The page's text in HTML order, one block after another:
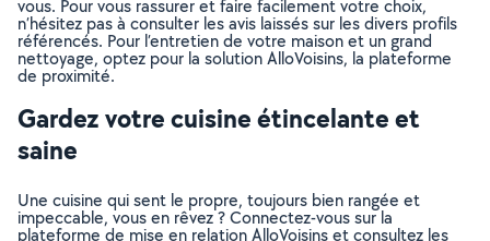
vous. Pour vous rassurer et faire facilement votre choix,
n’hésitez pas à consulter les avis laissés sur les divers profils
référencés. Pour l’entretien de votre maison et un grand
nettoyage, optez pour la solution AlloVoisins, la plateforme
de proximité.
Gardez votre cuisine étincelante et
saine
Une cuisine qui sent le propre, toujours bien rangée et
impeccable, vous en rêvez ? Connectez-vous sur la
plateforme de mise en relation AlloVoisins et consultez les